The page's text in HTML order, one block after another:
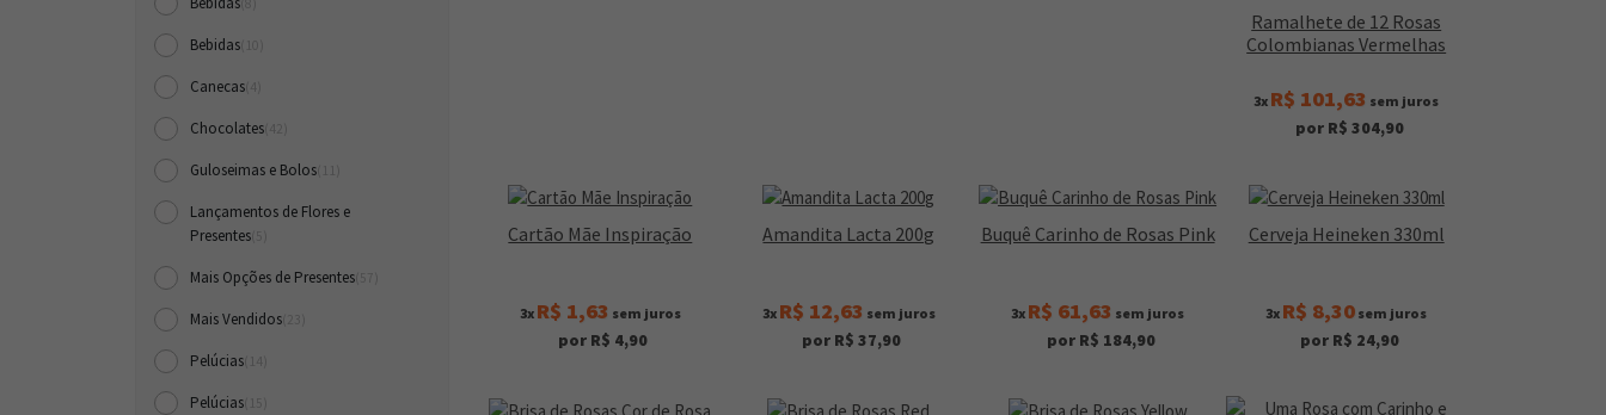
Bebidas
Canecas
Chocolates
Guloseimas e Bolos
Lançamentos de Flores e
Presentes
Mais Opções de Presentes
Mais Vendidos
Pelúcias
Pelúcias
Ramalhete de 12 Rosas
Colombianas Vermelhas
3x R$ 101,63 sem juros
por R$ 304,90
Cartão Mãe Inspiração
3x R$ 1,63 sem juros
por R$ 4,90
Amandita Lacta 200g
3x R$ 12,63 sem juros
por R$ 37,90
Buquê Carinho de Rosas Pink
3x R$ 61,63 sem juros
por R$ 184,90
Cerveja Heineken 330ml
3x R$ 8,30 sem juros
por R$ 24,90